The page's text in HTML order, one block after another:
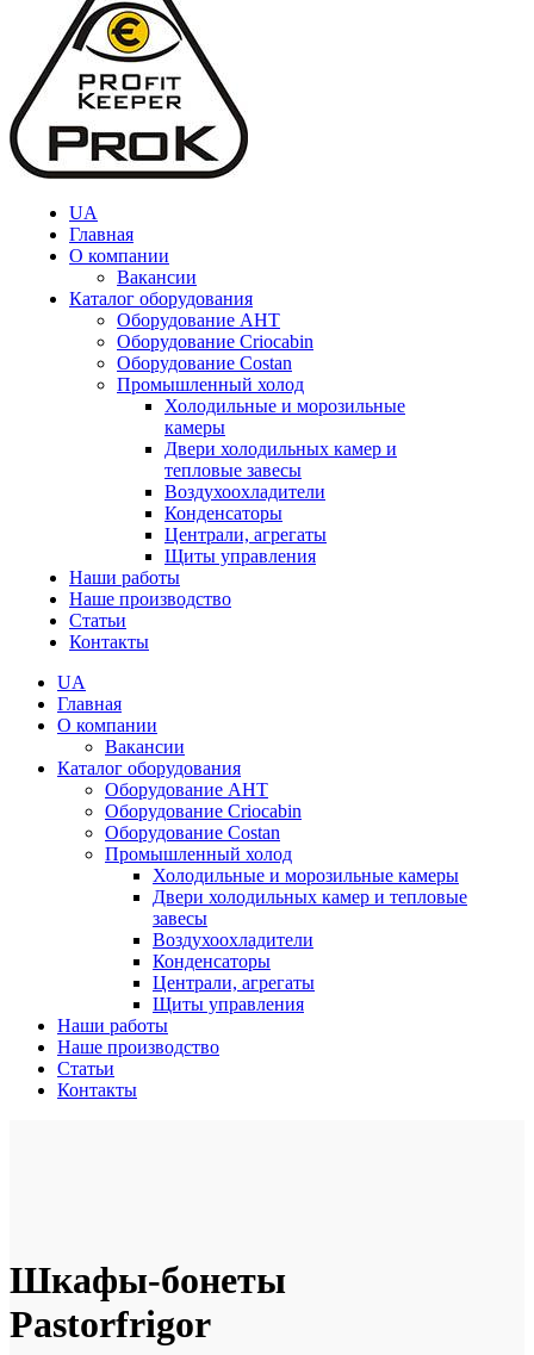
UA
Главная
О компании
Вакансии
Каталог оборудования
Оборудование AHT
Оборудование Criocabin
Оборудование Costan
Промышленный холод
Холодильные и морозильные
камеры
Двери холодильных камер и
тепловые завесы
Воздухоохладители
Конденсаторы
Централи, агрегаты
Щиты управления
Наши работы
Наше производство
Статьи
Контакты
UA
Главная
О компании
Вакансии
Каталог оборудования
Оборудование AHT
Оборудование Criocabin
Оборудование Costan
Промышленный холод
Холодильные и морозильные камеры
Двери холодильных камер и тепловые
завесы
Воздухоохладители
Конденсаторы
Централи, агрегаты
Щиты управления
Наши работы
Наше производство
Статьи
Контакты
Шкафы-бонеты
Pastorfrigor